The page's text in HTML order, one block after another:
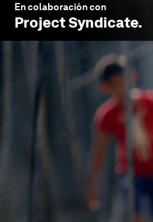
En colaboración con
Project Syndicate.